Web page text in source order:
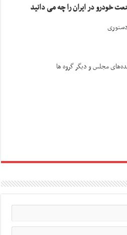
خودرو در ایران را چه می دانید
مجلس و دیگر گروه ها